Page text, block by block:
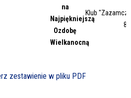
na
Najpiękniejszą
Ozdobę
Wielkanocną
Klub
87
zestawienie w pliku PDF